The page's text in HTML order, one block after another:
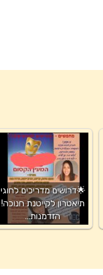
🌟דרושים מדריכים לחוגי
תיאטרון לקייטנת חנוכה!
הזדמנות…